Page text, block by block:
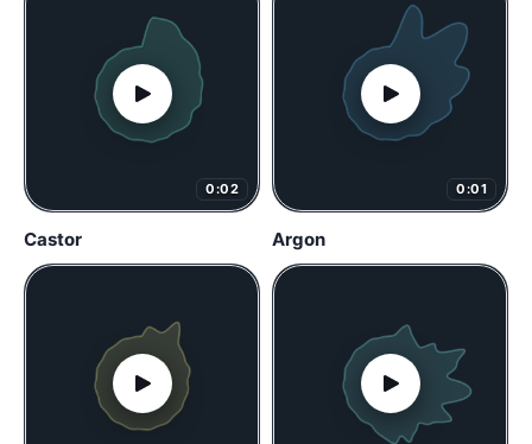
0:02
Castor
0:01
Argon